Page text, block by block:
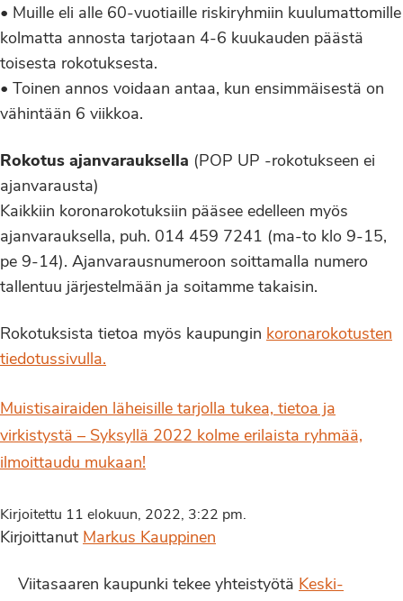
• Muille eli alle 60-vuotiaille riskiryhmiin kuulumattomille
kolmatta annosta tarjotaan 4-6 kuukauden päästä
toisesta rokotuksesta.
• Toinen annos voidaan antaa, kun ensimmäisestä on
vähintään 6 viikkoa.
Rokotus ajanvarauksella (POP UP -rokotukseen ei
ajanvarausta)
Kaikkiin koronarokotuksiin pääsee edelleen myös
ajanvarauksella, puh. 014 459 7241 (ma-to klo 9-15,
pe 9-14). Ajanvarausnumeroon soittamalla numero
tallentuu järjestelmään ja soitamme takaisin.
Rokotuksista tietoa myös kaupungin koronarokotusten
tiedotussivulla.
Muistisairaiden läheisille tarjolla tukea, tietoa ja
virkistystä – Syksyllä 2022 kolme erilaista ryhmää,
ilmoittaudu mukaan!
Kirjoitettu 11 elokuun, 2022, 3:22 pm.
Kirjoittanut Markus Kauppinen
Viitasaaren kaupunki tekee yhteistyötä Keski-